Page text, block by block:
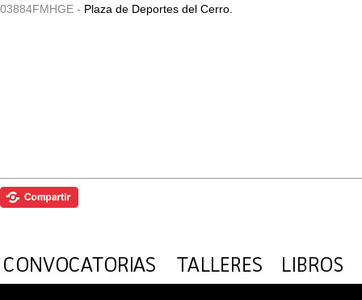
03884FMHGE - Plaza de Deportes del Cerro.